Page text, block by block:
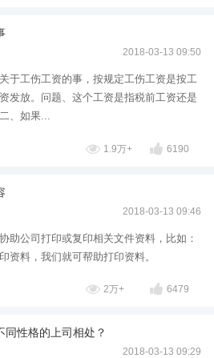
2018-03-13 09:50
于工伤工资的事，按规定工伤工资是按工
发放。问题、这个工资是指税前工资还是
、如果...
1.9万+ 6190
2018-03-13 09:46
助公司打印或复印相关文件资料，比如：
资料，我们就可帮助打印资料。
2万+ 6479
同性格的上司相处？
2018-03-13 09:29